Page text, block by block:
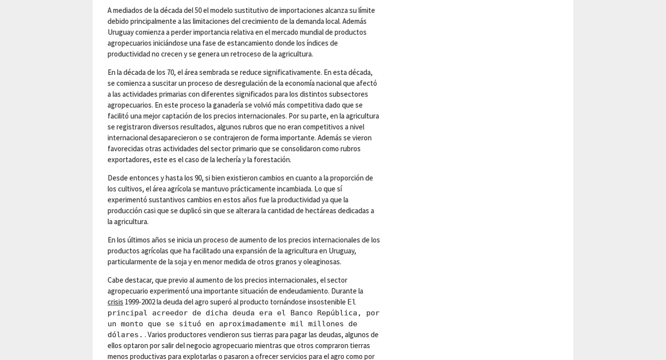
A mediados de la década del 50 el modelo sustitutivo de importaciones alcanza su límite
debido principalmente a las limitaciones del crecimiento de la demanda local. Además
Uruguay comienza a perder importancia relativa en el mercado mundial de productos
agropecuarios iniciándose una fase de estancamiento donde los índices de
productividad no crecen y se genera un retroceso de la agricultura.
En la década de los 70, el área sembrada se reduce significativamente. En esta década,
se comienza a suscitar un proceso de desregulación de la economía nacional que afectó
a las actividades primarias con diferentes significados para los distintos subsectores
agropecuarios. En este proceso la ganadería se volvió más competitiva dado que se
facilitó una mejor captación de los precios internacionales. Por su parte, en la agricultura
se registraron diversos resultados, algunos rubros que no eran competitivos a nivel
internacional desaparecieron o se contrajeron de forma importante. Además se vieron
favorecidas otras actividades del sector primario que se consolidaron como rubros
exportadores, este es el caso de la lechería y la forestación.
Desde entonces y hasta los 90, si bien existieron cambios en cuanto a la proporción de
los cultivos, el área agrícola se mantuvo prácticamente incambiada. Lo que sí
experimentó sustantivos cambios en estos años fue la productividad ya que la
producción casi que se duplicó sin que se alterara la cantidad de hectáreas dedicadas a
la agricultura.
En los últimos años se inicia un proceso de aumento de los precios internacionales de los
productos agrícolas que ha facilitado una expansión de la agricultura en Uruguay,
particularmente de la soja y en menor medida de otros granos y oleaginosas.
Cabe destacar, que previo al aumento de los precios internacionales, el sector
agropecuario experimentó una importante situación de endeudamiento. Durante la
crisis 1999-2002 la deuda del agro superó al producto tornándose insostenible El
principal acreedor de dicha deuda era el Banco República, por
un monto que se situó en aproximadamente mil millones de
dólares. . Varios productores vendieron sus tierras para pagar las deudas, algunos de
ellos optaron por salir del negocio agropecuario mientras que otros compraron tierras
menos productivas para explotarlas o pasaron a ofrecer servicios para el agro como por